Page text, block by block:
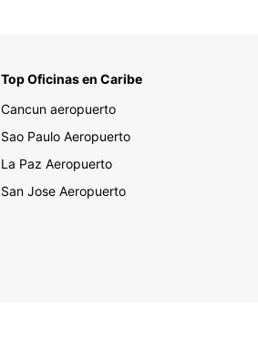
Top Oficinas en Caribe
Cancun aeropuerto
Sao Paulo Aeropuerto
La Paz Aeropuerto
San Jose Aeropuerto